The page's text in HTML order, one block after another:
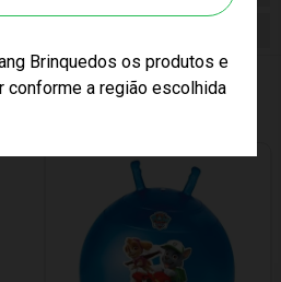
Brinquedos os produtos e
conforme a região escolhida
Levou